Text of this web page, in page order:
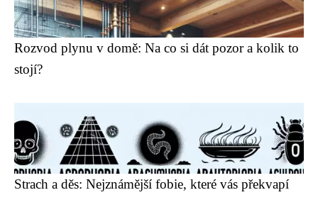
Rozvod plynu v domě: Na co si dát pozor a kolik to
stojí?
Strach a děs: Nejznámější fobie, které vás překvapí